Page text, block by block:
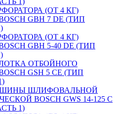
(ОТ 4 КГ)
GBH 7 DE (ТИП
(ОТ 4 КГ)
GBH 5-40 DE (ТИП
ОТБОЙНОГО
GSH 5 CE (ТИП
ШЛИФОВАЛЬНОЙ
BOSCH GWS 14-125 C
1)